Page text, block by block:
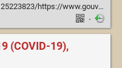
info-coronavirus
·
(COVID-19),